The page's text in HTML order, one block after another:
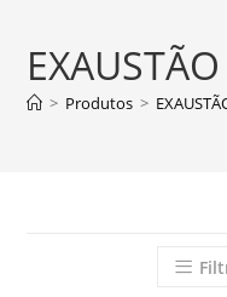
EXAUSTÃO
> Produtos >